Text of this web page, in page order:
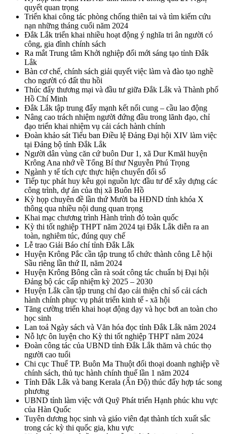
quyết quan trọng
Triển khai công tác phòng chống thiên tai và tìm kiếm cứu
nạn những tháng cuối năm 2024
Đắk Lắk triển khai nhiều hoạt động ý nghĩa tri ân người có
công, gia đình chính sách
Ra mắt Trung tâm Khởi nghiệp đổi mới sáng tạo tỉnh Đắk
Lắk
Bàn cơ chế, chính sách giải quyết việc làm và đào tạo nghề
cho người có đất thu hồi
Thúc đẩy thương mại và đầu tư giữa Đắk Lắk và Thành phố
Hồ Chí Minh
Đắk Lắk tập trung đẩy mạnh kết nối cung – cầu lao động
Nâng cao trách nhiệm người đứng đầu trong lãnh đạo, chỉ
đạo triển khai nhiệm vụ cải cách hành chính
Đoàn khảo sát Tiểu ban Điều lệ Đảng Đại hội XIV làm việc
tại Đảng bộ tỉnh Đắk Lắk
Người dân vùng căn cứ buôn Dur 1, xã Dur Kmăl huyện
Krông Ana nhớ về Tổng Bí thư Nguyễn Phú Trọng
Ngành y tế tích cực thực hiện chuyển đổi số
Tiếp tục phát huy kêu gọi nguồn lực đầu tư để xây dựng các
công trình, dự án của thị xã Buôn Hồ
Kỳ họp chuyên đề lần thứ Mười ba HĐND tỉnh khóa X
thông qua nhiều nội dung quan trọng
Khai mạc chương trình Hành trình đỏ toàn quốc
Kỳ thi tốt nghiệp THPT năm 2024 tại Đắk Lắk diễn ra an
toàn, nghiêm túc, đúng quy chế
Lễ trao Giải Báo chí tỉnh Đắk Lắk
Huyện Krông Pắc cần tập trung tổ chức thành công Lễ hội
Sầu riêng lần thứ II, năm 2024
Huyện Krông Bông cần rà soát công tác chuẩn bị Đại hội
Đảng bộ các cấp nhiệm kỳ 2025 – 2030
Huyện Lắk cần tập trung chỉ đạo cải thiện chỉ số cải cách
hành chính phục vụ phát triển kinh tế - xã hội
Tăng cường triển khai hoạt động dạy và học bơi an toàn cho
học sinh
Lan toả Ngày sách và Văn hóa đọc tỉnh Đắk Lắk năm 2024
Nỗ lực ôn luyện cho Kỳ thi tốt nghiệp THPT năm 2024
Đoàn công tác của UBND tỉnh Đắk Lắk thăm và chúc thọ
người cao tuổi
Chi cục Thuế TP. Buôn Ma Thuột đối thoại doanh nghiệp về
chính sách, thủ tục hành chính thuế lần 1 năm 2024
Tỉnh Đắk Lắk và bang Kerala (Ấn Độ) thúc đẩy hợp tác song
phương
UBND tỉnh làm việc với Quỹ Phát triển Hạnh phúc khu vực
của Hàn Quốc
Tuyên dương học sinh và giáo viên đạt thành tích xuất sắc
trong các kỳ thi quốc gia, khu vực